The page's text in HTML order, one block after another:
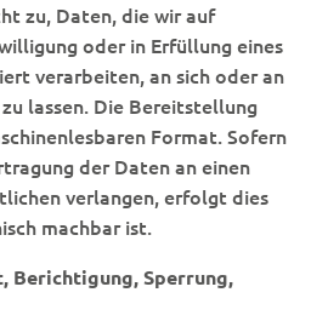
zu, Daten, die wir auf
oder in Erfüllung eines
verarbeiten, an sich oder an
lassen. Die Bereitstellung
Format. Sofern
der Daten an einen
verlangen, erfolgt dies
machbar ist.
Berichtigung, Sperrung,